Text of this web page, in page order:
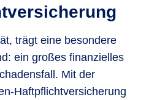
trägt eine besondere
ein großes finanzielles
Mit der
Haftpflichtversicherung